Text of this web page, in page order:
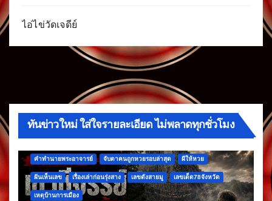
ไอ่ไข่วัดเจดีย์
ทันข่าวใหม่ ใส่ใจรายละเอียด ไม่พลาดทุกชั่วโมง
คำทำนายพระอาจารย์ จับตาคนถูกหวยรอบล่าสุด ผีให้หวย
ฝันเห็นเลข เรื่องเล่าก่อนรุ่งสาง เลขดังสายมู เลขเด็ด78จังหวัด
เหตุบ้านการเมือง